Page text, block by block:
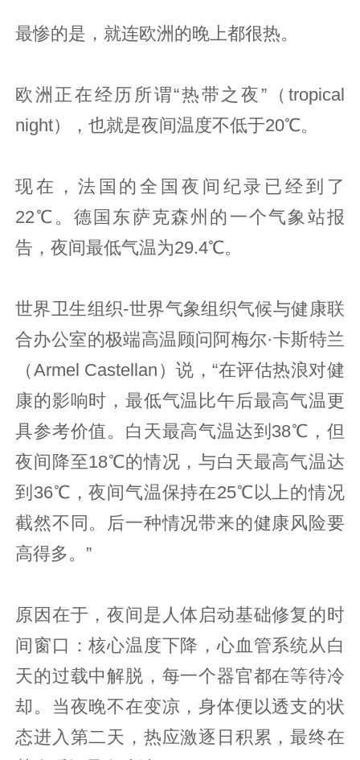
最惨的是，就连欧洲的晚上都很热。
欧洲正在经历所谓“热带之夜”（tropical
night），也就是夜间温度不低于20℃。
现在，法国的全国夜间纪录已经到了
22℃。德国东萨克森州的一个气象站报
告，夜间最低气温为29.4℃。
世界卫生组织-世界气象组织气候与健康联
合办公室的极端高温顾问阿梅尔·卡斯特兰
（Armel Castellan）说，“在评估热浪对健
康的影响时，最低气温比午后最高气温更
具参考价值。白天最高气温达到38℃，但
夜间降至18℃的情况，与白天最高气温达
到36℃，夜间气温保持在25℃以上的情况
截然不同。后一种情况带来的健康风险要
高得多。”
原因在于，夜间是人体启动基础修复的时
间窗口：核心温度下降，心血管系统从白
天的过载中解脱，每一个器官都在等待冷
却。当夜晚不在变凉，身体便以透支的状
态进入第二天，热应激逐日积累，最终在